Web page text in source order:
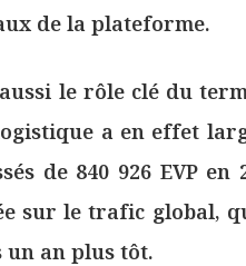
de la plateforme.
le rôle clé du
a en effet
de 840 926 EVP en
sur le trafic global,
un an plus tôt.